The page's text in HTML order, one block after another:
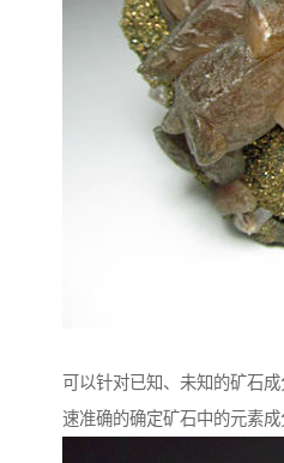
可以针对已知、未知的矿石
速准确的确定矿石中的元素成